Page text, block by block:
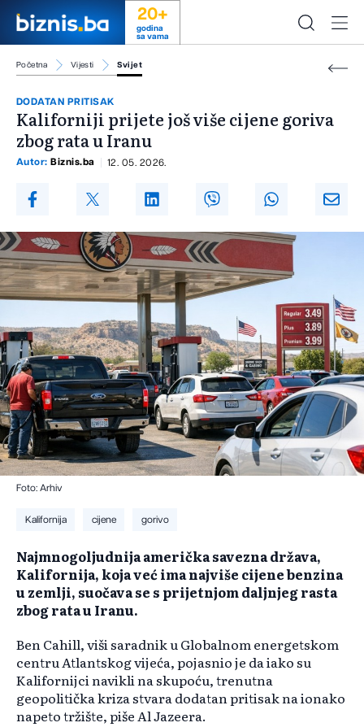
20+
godina
sa vama
Početna Vijesti Svijet
DODATAN PRITISAK
Kaliforniji prijete još više cijene goriva
zbog rata u Iranu
Autor: Biznis.ba 12. 05. 2026.
Foto: Arhiv
Kalifornija cijene gorivo
Najmnogoljudnija američka savezna država,
Kalifornija, koja već ima najviše cijene benzina
u zemlji, suočava se s prijetnjom daljnjeg rasta
zbog rata u Iranu.
Ben Cahill, viši saradnik u Globalnom energetskom
centru Atlantskog vijeća, pojasnio je da iako su
Kalifornijci navikli na skupoću, trenutna
geopolitička kriza stvara dodatan pritisak na ionako
napeto tržište, piše Al Jazeera.